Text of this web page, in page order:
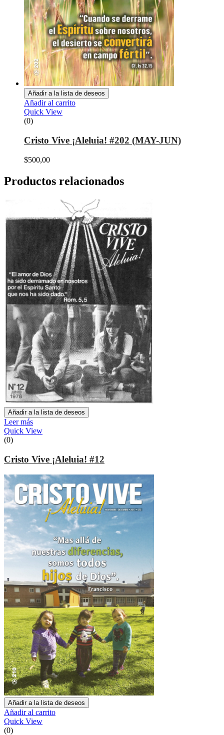
Añadir a la lista de deseos
Añadir al carrito
Quick View
(0)
Cristo Vive ¡Aleluia! #202 (MAY-JUN)
$500,00
Productos relacionados
Añadir a la lista de deseos
Leer más
Quick View
(0)
Cristo Vive ¡Aleluia! #12
Añadir a la lista de deseos
Añadir al carrito
Quick View
(0)